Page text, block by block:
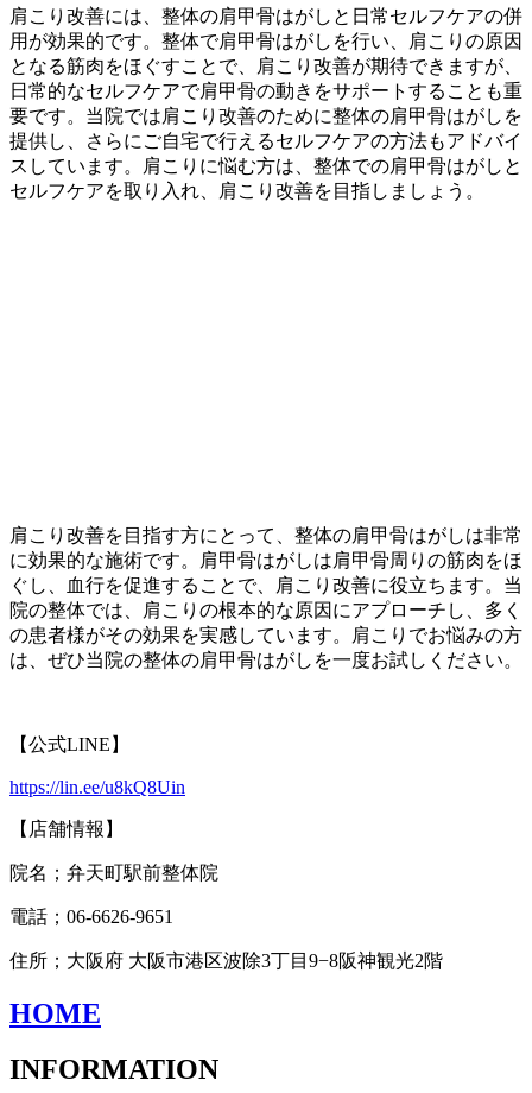
肩こり改善には、整体の肩甲骨はがしと日常セルフケアの併
用が効果的です。整体で肩甲骨はがしを行い、肩こりの原因
となる筋肉をほぐすことで、肩こり改善が期待できますが、
日常的なセルフケアで肩甲骨の動きをサポートすることも重
要です。当院では肩こり改善のために整体の肩甲骨はがしを
提供し、さらにご自宅で行えるセルフケアの方法もアドバイ
スしています。肩こりに悩む方は、整体での肩甲骨はがしと
セルフケアを取り入れ、肩こり改善を目指しましょう。
肩こり改善を目指す方にとって、整体の肩甲骨はがしは非常
に効果的な施術です。肩甲骨はがしは肩甲骨周りの筋肉をほ
ぐし、血行を促進することで、肩こり改善に役立ちます。当
院の整体では、肩こりの根本的な原因にアプローチし、多く
の患者様がその効果を実感しています。肩こりでお悩みの方
は、ぜひ当院の整体の肩甲骨はがしを一度お試しください。
【公式LINE】
https://lin.ee/u8kQ8Uin
【店舗情報】
院名；弁天町駅前整体院
電話；06-6626-9651
住所；大阪府 大阪市港区波除3丁目9−8阪神観光2階
HOME
INFORMATION